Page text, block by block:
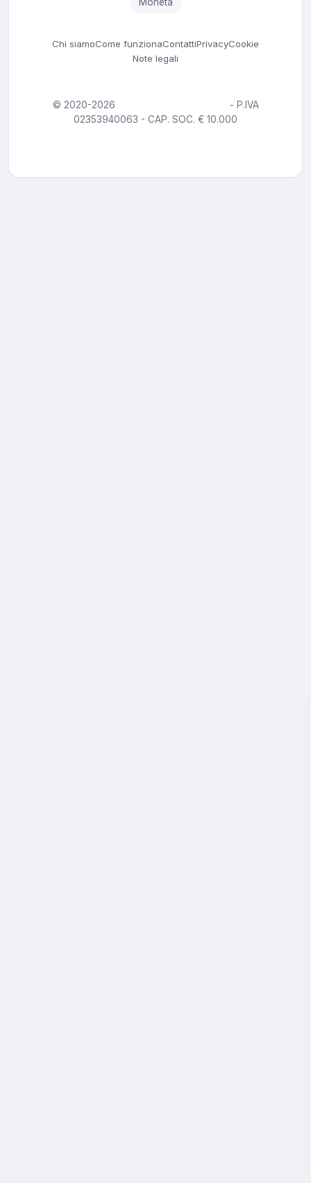
Chi siamoCome funzionaContattiPrivacyCookie
Note legali
© 2020-2026
- P.IVA
02353940063 - CAP. SOC. € 10.000